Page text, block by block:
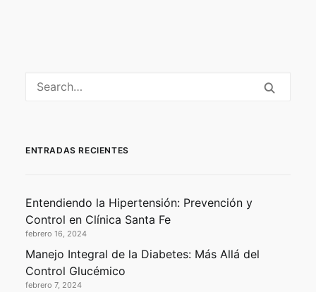
ENTRADAS RECIENTES
Entendiendo la Hipertensión: Prevención y
Control en Clínica Santa Fe
febrero 16, 2024
Manejo Integral de la Diabetes: Más Allá del
Control Glucémico
febrero 7, 2024